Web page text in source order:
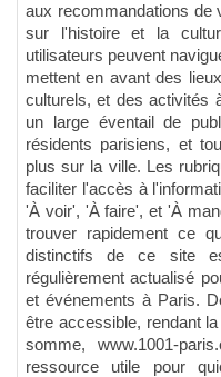
aux recommandations de
sur l'histoire et la
utilisateurs peuvent
mettent en avant des
culturels, et des activités
un large éventail de
résidents parisiens, et
plus sur la ville. Les
faciliter l'accès à
'À voir', 'À faire', et 'À
trouver rapidement ce
distinctifs de ce site
régulièrement actualisé
et événements à Paris.
être accessible, rendant
somme, www.1001-
ressource utile pour